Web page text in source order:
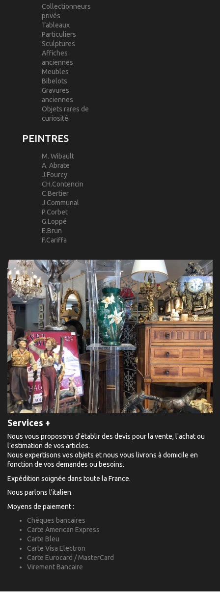
Collectionneurs
privés
Tableaux
Particuliers
Sculptures
Affiches
anciennes
Meubles
Bibelots
Gravures
anciennes
Objets rares de
curiosité
PEINTRES
M. Wibault
A. Abrate
J.Fourcy
CH.Contencin
C.Bertier
J.Communal
P.Corbet
G.Loppé
E.Brun
F.Cariffa
Services +
Nous vous proposons d'établir des devis pour la vente, l'achat ou
l'estimation de vos articles.
Nous expertisons vos objets et nous vous livrons à domicile en
fonction de vos demandes ou besoins.
Expédition soignée dans toute la France.
Nous parlons l'italien.
Moyens de paiement :
Chèques bancaires
Carte American Express
Carte Bleu
Carte Visa Electron
Carte Eurocard / MasterCard
Virement Bancaire